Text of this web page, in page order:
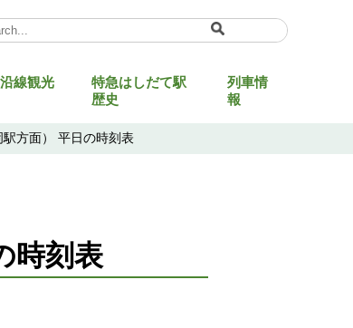
線観光
特急はしだて駅
歴史
列車情
報
方面） 平日の時刻表
時刻表